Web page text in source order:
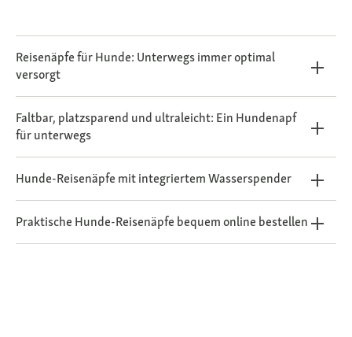
Reisenäpfe für Hunde: Unterwegs immer optimal
versorgt
Faltbar, platzsparend und ultraleicht: Ein Hundenapf
für unterwegs
Hunde-Reisenäpfe mit integriertem Wasserspender
Praktische Hunde-Reisenäpfe bequem online bestellen